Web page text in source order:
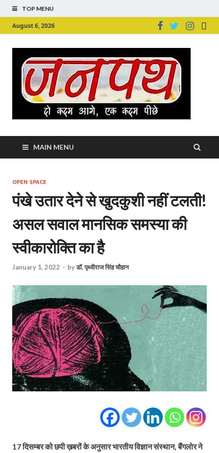
TOP MENU
August 6, 2026
MAIN MENU
OPEN SPACE
पंखे उतार देने से खुदकुशी नहीं टलती!
असल सवाल मानसिक समस्या की
स्वीकारोक्ति का है
January 1, 2022 - byडॉ. पृथ्वीराज सिंह चौहान
17 दिसम्बर को छपी ख़बरों के अनुसार भारतीय विज्ञान संस्थान, बैंगलोर ने